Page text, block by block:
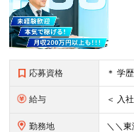
応募資格
給与
勤務地